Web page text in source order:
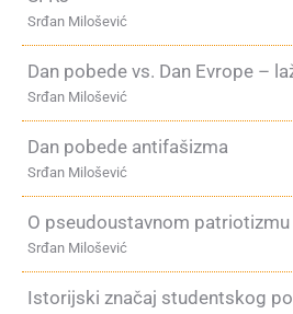
Srđan Milošević
Dan pobede vs. Dan Evrope –
Srđan Milošević
Dan pobede antifašizma
Srđan Milošević
O pseudoustavnom patriotizmu
Srđan Milošević
Istorijski značaj studentskog